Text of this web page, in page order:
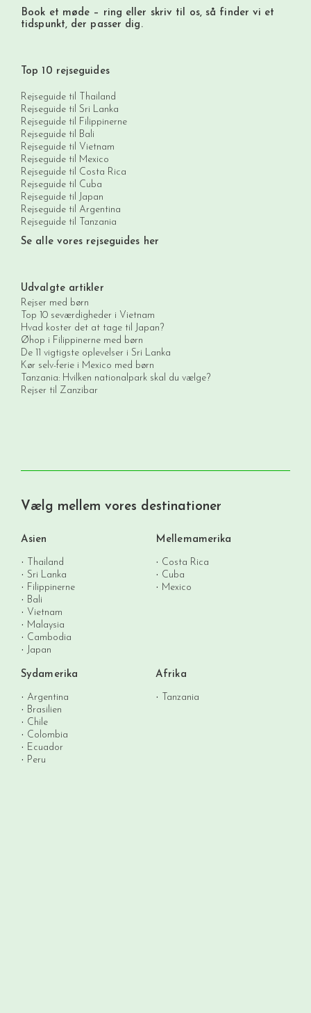
Book et møde – ring eller skriv til os, så finder vi et
tidspunkt, der passer dig.
Top 10 rejseguides
Rejseguide til Thailand
Rejseguide til Sri Lanka
Rejseguide til Filippinerne
Rejseguide til Bali
Rejseguide til Vietnam
Rejseguide til Mexico
Rejseguide til Costa Rica
Rejseguide til Cuba
Rejseguide til Japan
Rejseguide til Argentina
Rejseguide til Tanzania
Se alle vores rejseguides her
Udvalgte artikler
Rejser med børn
Top 10 seværdigheder i Vietnam
Hvad koster det at tage til Japan?
Øhop i Filippinerne med børn
De 11 vigtigste oplevelser i Sri Lanka
Kør selv-ferie i Mexico med børn
Tanzania: Hvilken nationalpark skal du vælge?
Rejser til Zanzibar
Vælg mellem vores destinationer
Asien
Thailand
Sri Lanka
Filippinerne
Bali
Vietnam
Malaysia
Cambodia
Japan
Mellemamerika
Costa Rica
Cuba
Mexico
Sydamerika
Argentina
Brasilien
Chile
Colombia
Ecuador
Peru
Afrika
Tanzania